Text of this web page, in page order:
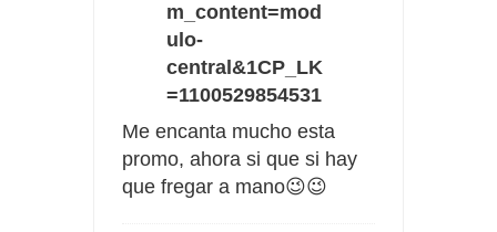
m_content=mod
ulo-
central&1CP_LK
=1100529854531
Me encanta mucho esta
promo, ahora si que si hay
que fregar a mano😉😉